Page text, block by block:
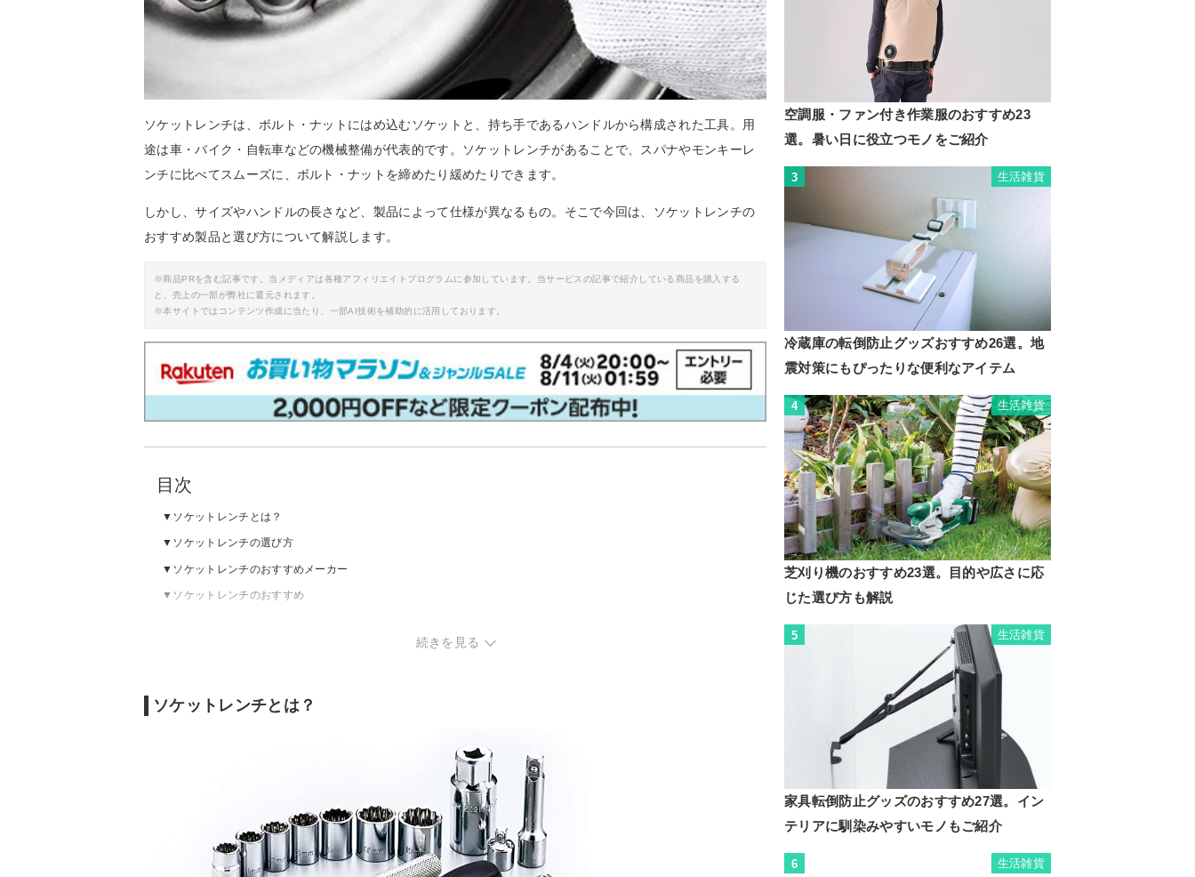
By:amazon.co.jp
ソケットレンチは、ボルト・ナットにはめ込むソケットと、持ち手であるハンドルから構成された工具。用
途は車・バイク・自転車などの機械整備が代表的です。ソケットレンチがあることで、スパナやモンキーレ
ンチに比べてスムーズに、ボルト・ナットを締めたり緩めたりできます。
しかし、サイズやハンドルの長さなど、製品によって仕様が異なるもの。そこで今回は、ソケットレンチの
おすすめ製品と選び方について解説します。
※商品PRを含む記事です。当メディアは各種アフィリエイトプログラムに参加しています。当サービスの記事で紹介している商品を購入する
と、売上の一部が弊社に還元されます。
※本サイトではコンテンツ作成に当たり、一部AI技術を補助的に活用しております。
目次
ソケットレンチとは？
ソケットレンチの選び方
ソケットレンチのおすすめメーカー
ソケットレンチのおすすめ
続きを見る
ソケットレンチとは？
空調服・ファン付き作業服のおすすめ23
選。暑い日に役立つモノをご紹介
3 生活雑貨
冷蔵庫の転倒防止グッズおすすめ26選。地
震対策にもぴったりな便利なアイテム
4 生活雑貨
芝刈り機のおすすめ23選。目的や広さに応
じた選び方も解説
5 生活雑貨
家具転倒防止グッズのおすすめ27選。イン
テリアに馴染みやすいモノもご紹介
6 生活雑貨